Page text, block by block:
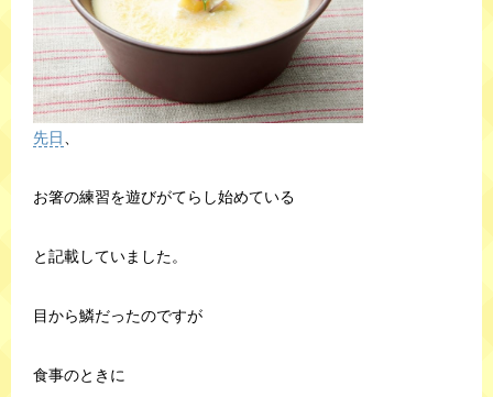
先日
お箸の練習を遊びがてらし始めている
と記載していました。
目から鱗だったのですが
食事のときに